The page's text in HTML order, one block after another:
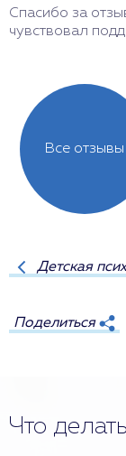
Спасибо за
чувствовал
Все отзывы
Детская
Поделиться
Что